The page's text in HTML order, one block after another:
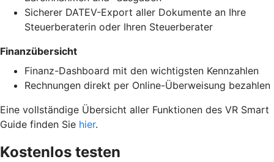
Sicherer DATEV-Export aller Dokumente an Ihre
Steuerberaterin oder Ihren Steuerberater
Finanzübersicht
Finanz-Dashboard mit den wichtigsten Kennzahlen
Rechnungen direkt per Online-Überweisung bezahlen
Eine vollständige Übersicht aller Funktionen des VR Smart
Guide finden Sie hier.
Kostenlos testen